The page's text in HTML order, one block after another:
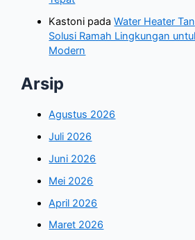
Kastoni padaWater Heater
Solusi Ramah Lingkungan
Modern
Arsip
Agustus 2026
Juli 2026
Juni 2026
Mei 2026
April 2026
Maret 2026